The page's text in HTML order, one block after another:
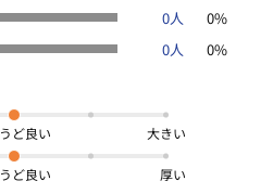
0人
0%
0人
0%
大きい
厚い